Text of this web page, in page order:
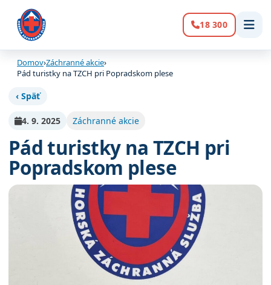
Volanie:
18 300
Domov›Záchranné akcie›
Pád turistky na TZCH pri Popradskom plese
‹ Späť
4. 9. 2025 Záchranné akcie
Pád turistky na TZCH pri
Popradskom plese